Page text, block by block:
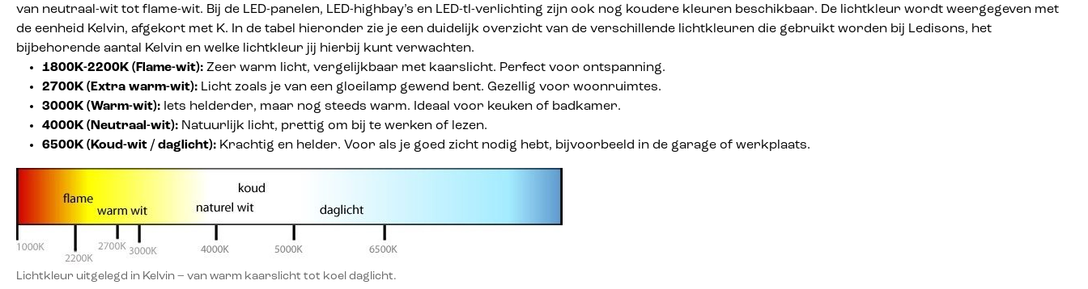
van neutraal-wit tot flame-wit. Bij de LED-panelen, LED-highbay’s en LED-tl-verlichting zijn ook nog koudere kleuren beschikbaar. De lichtkleur wordt weergegeven met
de eenheid Kelvin, afgekort met K. In de tabel hieronder zie je een duidelijk overzicht van de verschillende lichtkleuren die gebruikt worden bij Ledisons, het
bijbehorende aantal Kelvin en welke lichtkleur jij hierbij kunt verwachten.
1800K-2200K (Flame-wit): Zeer warm licht, vergelijkbaar met kaarslicht. Perfect voor ontspanning.
2700K (Extra warm-wit): Licht zoals je van een gloeilamp gewend bent. Gezellig voor woonruimtes.
3000K (Warm-wit): Iets helderder, maar nog steeds warm. Ideaal voor keuken of badkamer.
4000K (Neutraal-wit): Natuurlijk licht, prettig om bij te werken of lezen.
6500K (Koud-wit / daglicht): Krachtig en helder. Voor als je goed zicht nodig hebt, bijvoorbeeld in de garage of werkplaats.
Lichtkleur uitgelegd in Kelvin – van warm kaarslicht tot koel daglicht.